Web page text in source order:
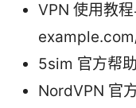
VPN 使用教
5sim 官方帮
NordVPN 官